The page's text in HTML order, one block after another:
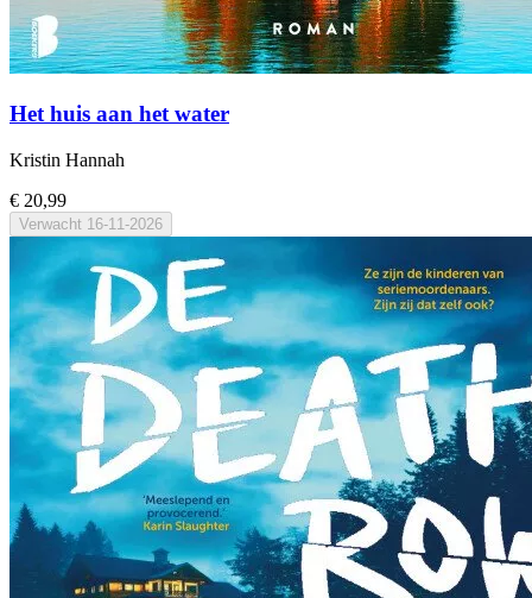
Het huis aan het water
Kristin Hannah
€ 20,99
Verwacht 16-11-2026